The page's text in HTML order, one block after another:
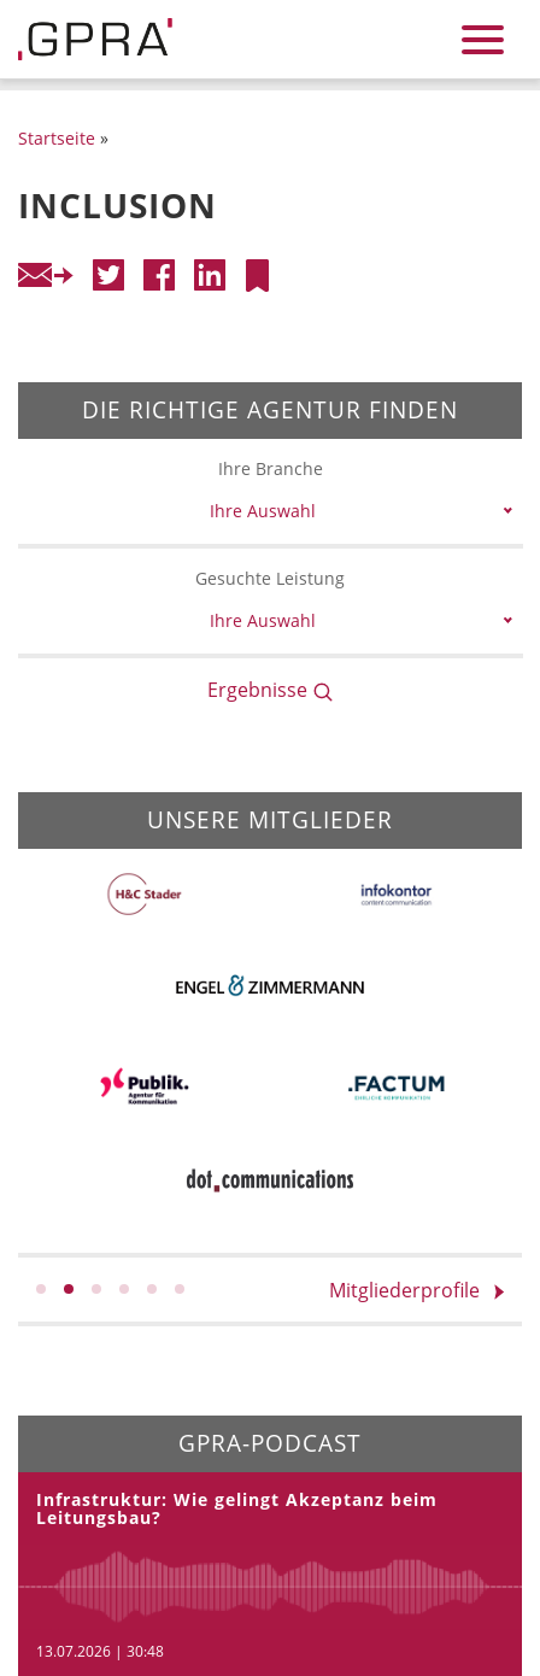
Startseite »
INCLUSION
DIE RICHTIGE AGENTUR FINDEN
Ihre Branche
Ihre Auswahl
Gesuchte Leistung
Ihre Auswahl
Ergebnisse
UNSERE MITGLIEDER
Mitgliederprofile
GPRA-PODCAST
Infrastruktur: Wie gelingt Akzeptanz beim
Leitungsbau?
13.07.2026 | 30:48